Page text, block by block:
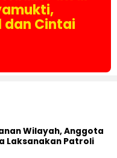
dan Cintai
Wilayah, Anggota
Laksanakan Patroli